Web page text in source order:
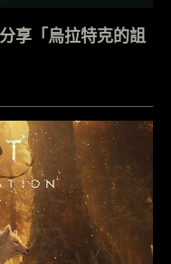
享「烏拉特克的詛